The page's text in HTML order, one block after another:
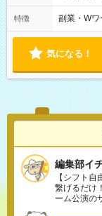
00(実働8h
ん週5日勤務もOK♪ 勤務期間：2026
特徴 副業・Wワ
気になる！
編集部イ
【シフト
繋げるだけ
ーム公演の